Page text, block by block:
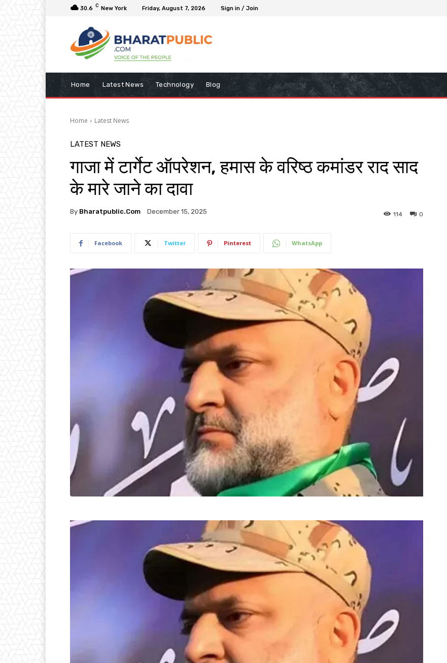
30.6 C New York Friday, August 7, 2026 Sign in / Join
Home Latest News Technology Blog
Home Latest News
LATEST NEWS
गाजा में टार्गेट ऑपरेशन, हमास के वरिष्ठ कमांडर राद साद
के मारे जाने का दावा
By Bharatpublic.com December 15, 2025 0
114
Facebook Twitter Pinterest WhatsApp